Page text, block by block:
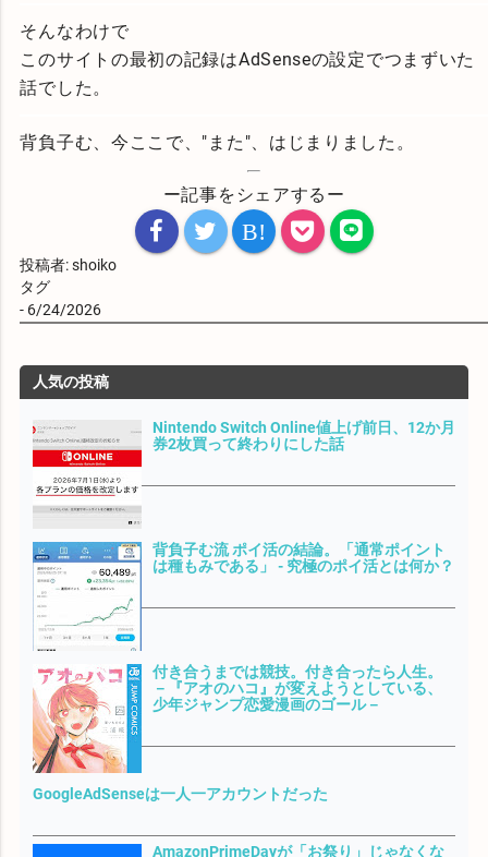
そんなわけで
このサイトの最初の記録はAdSenseの設定でつまずいた
話でした。
背負子む、今ここで、"また"、はじまりました。
ー記事をシェアするー
B!
投稿者:shoiko
タグ
- 6/24/2026
人気の投稿
Nintendo Switch Online値上げ前日、12か月
券2枚買って終わりにした話
背負子む流 ポイ活の結論。「通常ポイント
は種もみである」 - 究極のポイ活とは何か？
付き合うまでは競技。付き合ったら人生。
－『アオのハコ』が変えようとしている、
少年ジャンプ恋愛漫画のゴール－
GoogleAdSenseは一人一アカウントだった
AmazonPrimeDayが「お祭り」じゃなくな